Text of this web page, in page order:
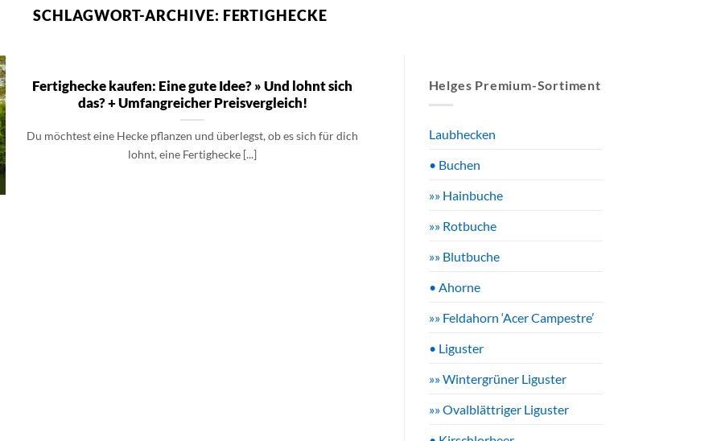
SCHLAGWORT-ARCHIVE: FERTIGHECKE
Fertighecke kaufen: Eine gute Idee? » Und lohnt sich
das? + Umfangreicher Preisvergleich!
Du möchtest eine Hecke pflanzen und überlegst, ob es sich für dich
lohnt, eine Fertighecke [...]
Helges Premium-Sortiment
Laubhecken
• Buchen
»» Hainbuche
»» Rotbuche
»» Blutbuche
• Ahorne
»» Feldahorn ‘Acer Campestre’
• Liguster
»» Wintergrüner Liguster
»» Ovalblättriger Liguster